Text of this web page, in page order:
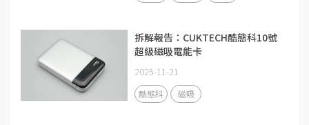
拆解報告：CUKTECH酷態科10號
超級磁吸電能卡
2025-11-21
酷態科 磁吸